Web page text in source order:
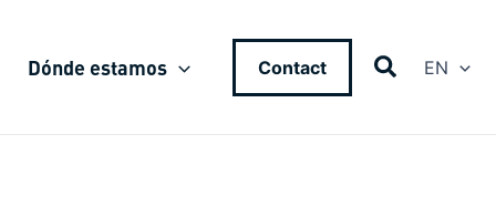
Dónde estamos Contact EN